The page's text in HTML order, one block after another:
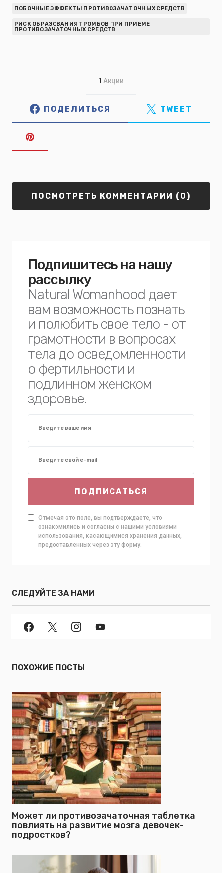
ПОБОЧНЫЕ ЭФФЕКТЫ ПРОТИВОЗАЧАТОЧНЫХ СРЕДСТВ
РИСК ОБРАЗОВАНИЯ ТРОМБОВ ПРИ ПРИЕМЕ
ПРОТИВОЗАЧАТОЧНЫХ СРЕДСТВ
1 Акции
ПОДЕЛИТЬСЯ TWEET
ПОСМОТРЕТЬ КОММЕНТАРИИ (0)
Подпишитесь на нашу
рассылку
Natural Womanhood дает
вам возможность познать
и полюбить свое тело - от
грамотности в вопросах
тела до осведомленности
о фертильности и
подлинном женском
здоровье.
ПОДПИСАТЬСЯ
Отмечая это поле, вы подтверждаете, что
ознакомились и согласны с нашими условиями
использования, касающимися хранения данных,
предоставленных через эту форму.
СЛЕДУЙТЕ ЗА НАМИ
ПОХОЖИЕ ПОСТЫ
Может ли противозачаточная таблетка
повлиять на развитие мозга девочек-
подростков?